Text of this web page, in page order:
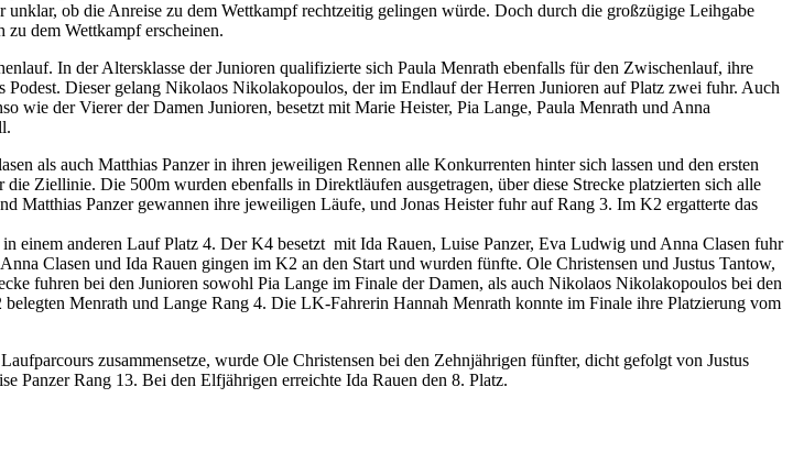
ob die Anreise zu dem Wettkampf rechtzeitig gelingen würde. Doch durch die großzügige Leihgabe
zu dem Wettkampf erscheinen.
In der Altersklasse der Junioren qualifizierte sich Paula Menrath ebenfalls für den Zwischenlauf, ihre
Dieser gelang Nikolaos Nikolakopoulos, der im Endlauf der Herren Junioren auf Platz zwei fuhr. Auch
der Vierer der Damen Junioren, besetzt mit Marie Heister, Pia Lange, Paula Menrath und Anna
als auch Matthias Panzer in ihren jeweiligen Rennen alle Konkurrenten hinter sich lassen und den ersten
Ziellinie. Die 500m wurden ebenfalls in Direktläufen ausgetragen, über diese Strecke platzierten sich alle
Matthias Panzer gewannen ihre jeweiligen Läufe, und Jonas Heister fuhr auf Rang 3. Im K2 ergatterte das
einem anderen Lauf Platz 4. Der K4 besetzt mit Ida Rauen, Luise Panzer, Eva Ludwig und Anna Clasen fuhr
Clasen und Ida Rauen gingen im K2 an den Start und wurden fünfte. Ole Christensen und Justus Tantow,
fuhren bei den Junioren sowohl Pia Lange im Finale der Damen, als auch Nikolaos Nikolakopoulos bei den
Menrath und Lange Rang 4. Die LK-Fahrerin Hannah Menrath konnte im Finale ihre Platzierung vom
zusammensetze, wurde Ole Christensen bei den Zehnjährigen fünfter, dicht gefolgt von Justus
Panzer Rang 13. Bei den Elfjährigen erreichte Ida Rauen den 8. Platz.